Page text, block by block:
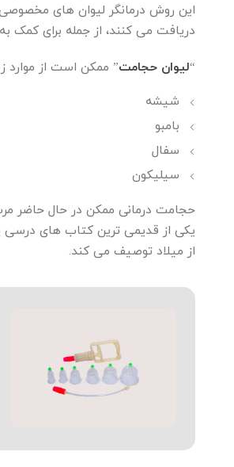
این روش درمانگر لیوان های مخصوصی
دریافت می کنند، از جمله برای کمک
“لیوان حجامت” ممکن است از موارد
شیشه
بامبو
سفال
سیلیکون
حجامت درمانی ممکن در حال حاضر
از میلاد توصیف می کند.